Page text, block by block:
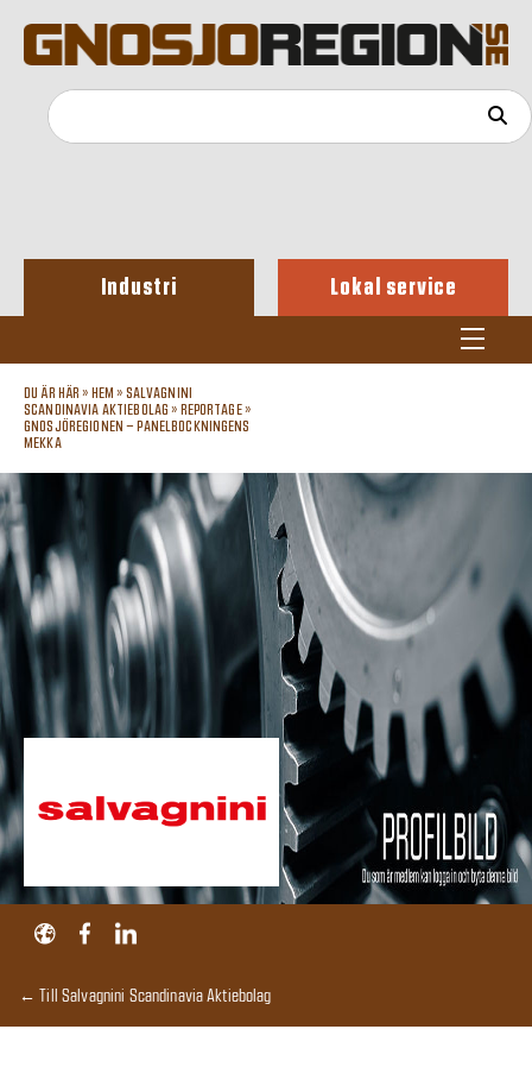
Industri Lokal service
DU ÄR HÄR » HEM » SALVAGNINI
SCANDINAVIA AKTIEBOLAG » REPORTAGE»
GNOSJÖREGIONEN – PANELBOCKNINGENS
MEKKA
← Till Salvagnini Scandinavia Aktiebolag